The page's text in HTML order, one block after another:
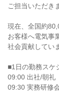
ご担当いただき
現在、全国約
お客様へ電気事
社会貢献してい
■1日の勤務スケ
09:00 出社/朝礼
09:30 実務研修